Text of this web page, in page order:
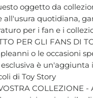
oggetto da
all'usura quotidiana,
per i fan e i
PER GLI FANS DI
o le occasioni
è un'aggiunta
di Toy Story
COLLEZIONE